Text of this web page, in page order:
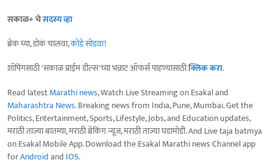
सकाळ+ चेसदस्य व्हा
ब्रेक घ्या, डोकं चालवा,कोडे सोडवा!
शॉपिंगसाठी 'सकाळ प्राईम डील्स'च्या भन्नाट ऑफर्स पाहण्यासाठीक्लिक करा.
Read latestMarathi news, Watch Live Streaming on Esakal and
Maharashtra News. Breaking news from India, Pune, Mumbai. Get the
Politics, Entertainment, Sports, Lifestyle, Jobs, and Education updates,
मराठी ताज्या बातम्या, मराठी ब्रेकिंग न्यूज, मराठी ताज्या घडामोडी. And Live taja batmya
on Esakal Mobile App. Download the Esakal Marathi news Channel app
forAndroidand IOS.